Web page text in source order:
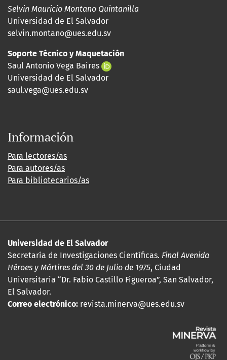
Selvin Mauricio Montano Quintanilla
Universidad de El Salvador
selvin.montano@ues.edu.sv
Soporte Técnico y Maquetación
Saul Antonio Vega Baires
Universidad de El Salvador
saul.vega@ues.edu.sv
Información
Para lectores/as
Para autores/as
Para bibliotecarios/as
Universidad de El Salvador
Secretaría de Investigaciones Científicas. Final Avenida
Héroes y Mártires del 30 de Julio de 1975, Ciudad
Universitaria “Dr. Fabio Castillo Figueroa”, San Salvador,
El Salvador.
Correo electrónico: revista.minerva@ues.edu.sv